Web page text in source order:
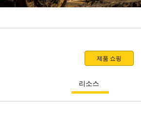
제품 쇼핑
리소스